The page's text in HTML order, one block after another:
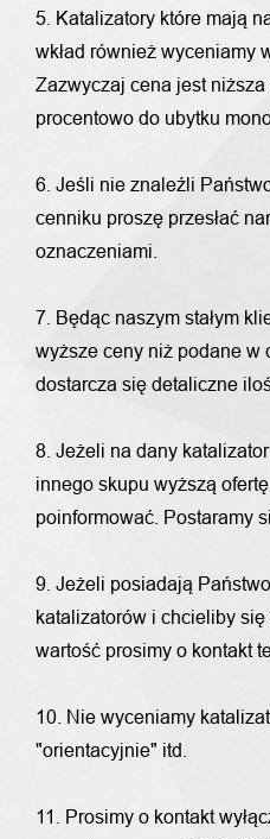
5. Katalizatory które mają
wkład również wyceniamy
Zazwyczaj cena jest
procentowo do ubytku
6. Jeśli nie znaleźli
cenniku proszę przesłać
oznaczeniami.
7. Będąc naszym stałym
wyższe ceny niż podane w
dostarcza się detaliczne
8. Jeżeli na dany
innego skupu wyższą
poinformować. Postaramy
9. Jeżeli posiadają
katalizatorów i chcieliby
wartość prosimy o kontakt
10. Nie wyceniamy
"orientacyjnie" itd.
11. Prosimy o kontakt